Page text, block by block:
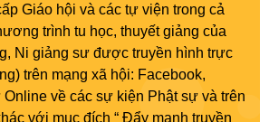
Giáo hội và các tự viện trong cả
trình tu học, thuyết giảng của
Ni giảng sư được truyền hình trực
trên mạng xã hội: Facebook,
về các sự kiện Phật sự và trên
với mục đích “ Đẩy mạnh truyền